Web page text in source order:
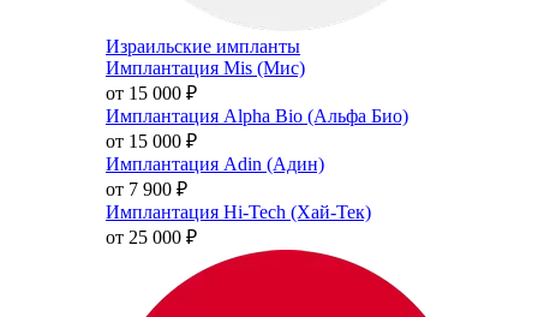
Израильские импланты
Имплантация Mis (Мис)
от 15 000 ₽
Имплантация Alpha Bio (Альфа Био)
от 15 000 ₽
Имплантация Adin (Адин)
от 7 900 ₽
Имплантация Hi-Tech (Хай-Тек)
от 25 000 ₽